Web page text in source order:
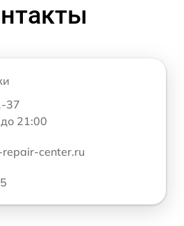
37
21:00
center.ru